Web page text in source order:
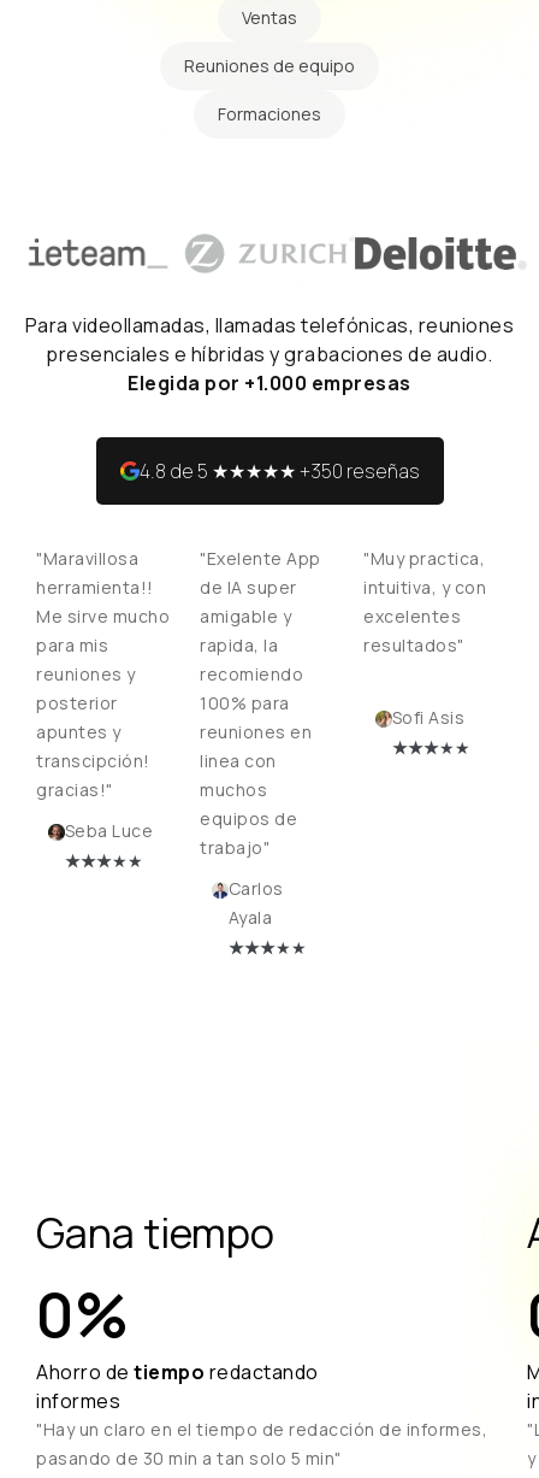
Ventas
Reuniones de equipo
Formaciones
Para videollamadas, llamadas telefónicas, reuniones
presenciales e híbridas y grabaciones de audio.
Elegida por +1.000 empresas
4.8 de 5 ★★★★★ +350 reseñas
"Maravillosa
herramienta!!
Me sirve mucho
para mis
reuniones y
posterior
apuntes y
transcipción!
gracias!"
Seba Luce
★★★★★
"Exelente App
de IA super
amigable y
rapida, la
recomiendo
100% para
reuniones en
linea con
muchos
equipos de
trabajo"
Carlos
Ayala
★★★★★
"Muy practica,
intuitiva, y con
excelentes
resultados"
Sofi Asis
★★★★★
Gana tiempo
0%
Ahorro de tiempo redactando
informes
"Hay un claro en el tiempo de redacción de informes,
pasando de 30 min a tan solo 5 min"